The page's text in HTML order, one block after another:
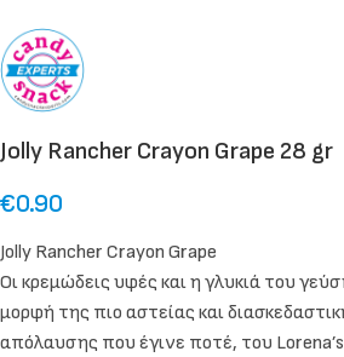
Jolly Rancher Crayon Grape 28 gr
€0.90
Jolly Rancher Crayon Grape
Οι κρεμώδεις υφές και η γλυκιά του
μορφή της πιο αστείας και
απόλαυσης που έγινε ποτέ, του